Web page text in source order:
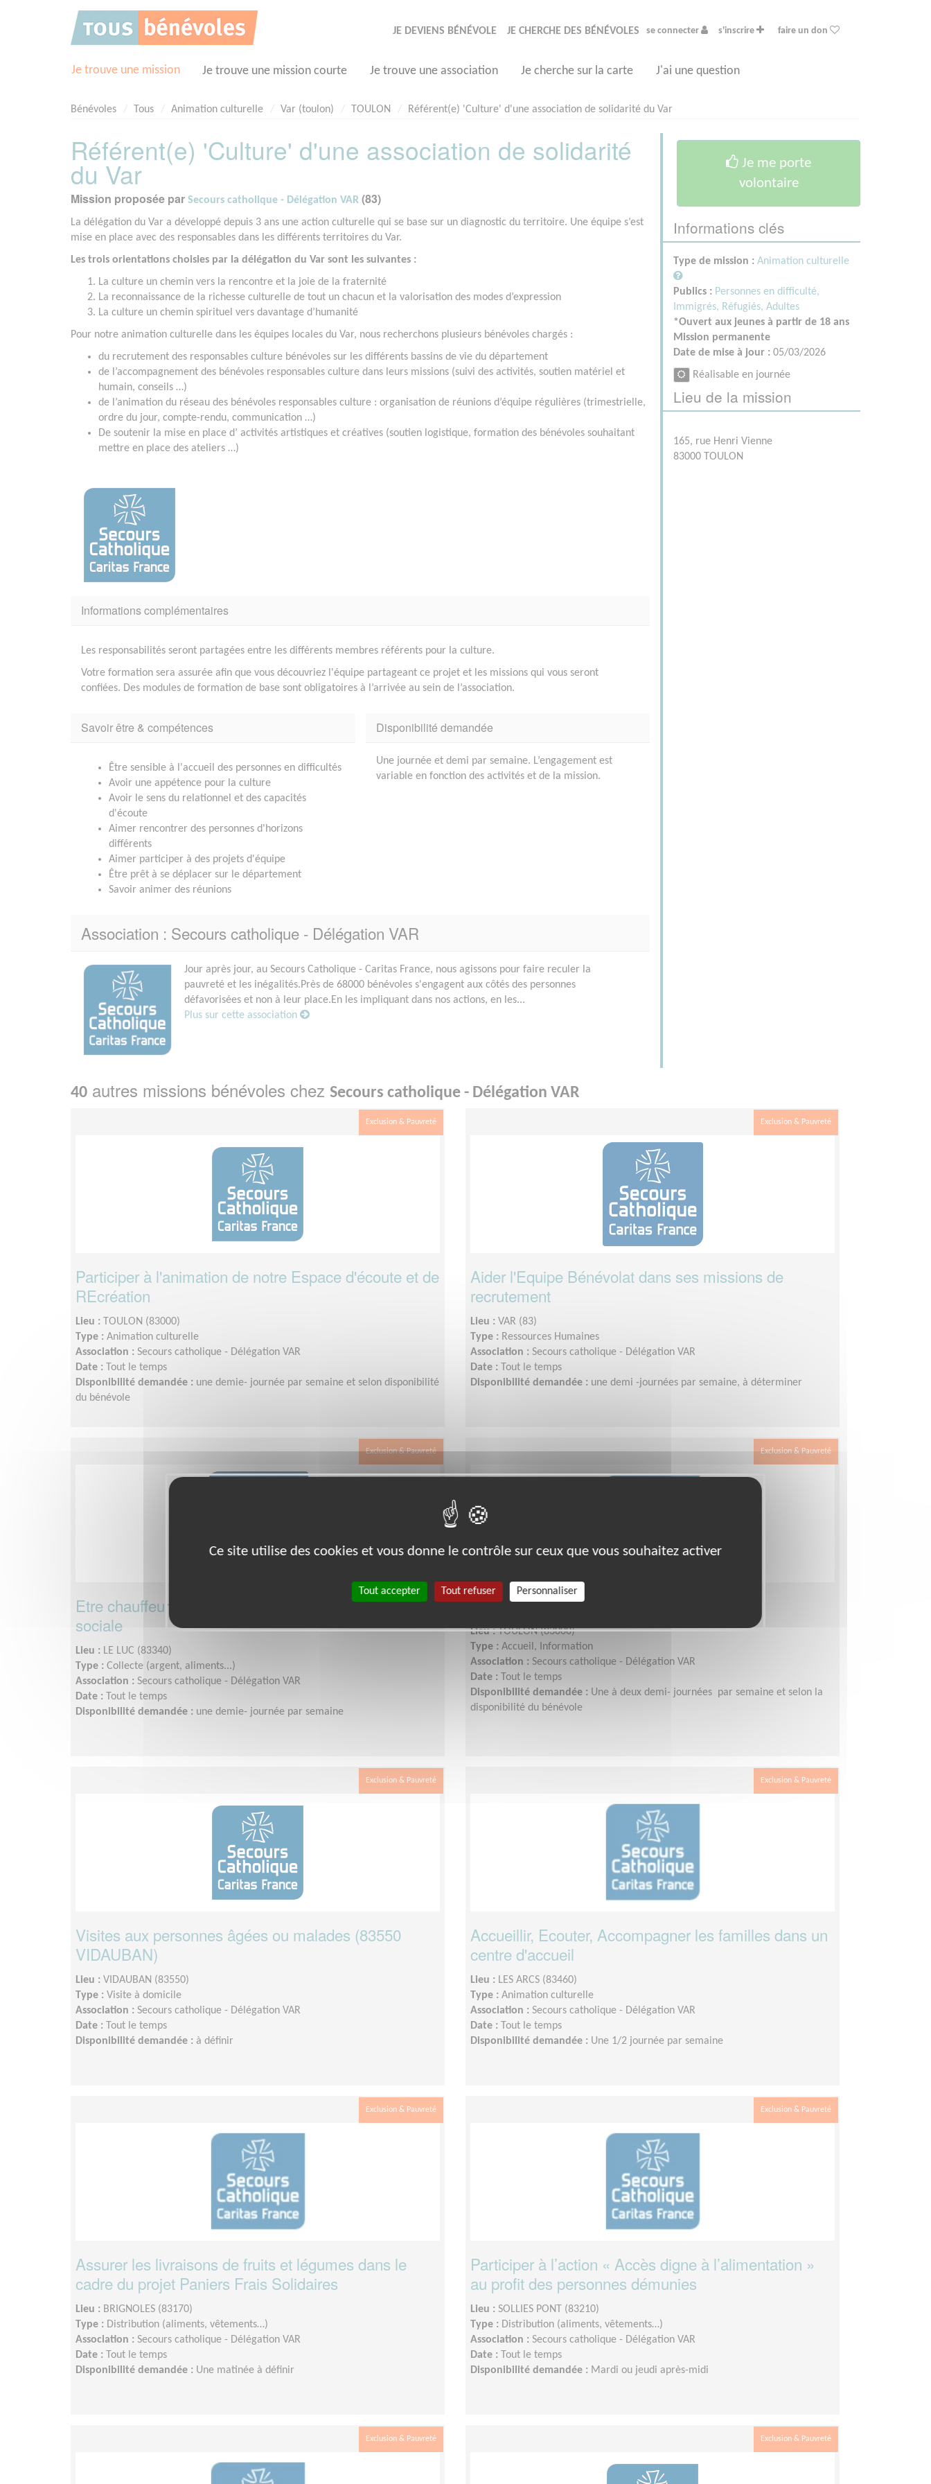
JE DEVIENS BÉNÉVOLE JE CHERCHE DES BÉNÉVOLES se connecter s'inscrire faire un don
Je trouve une mission Je trouve une mission courte Je trouve une association Je cherche sur la carte J'ai une question
Bénévoles Tous Animation culturelle Var (toulon) TOULON Référent(e) 'Culture' d'une association de solidarité du Var
Référent(e) 'Culture' d'une association de solidarité
du Var
Mission proposée par Secours catholique - Délégation VAR (83)
La délégation du Var a développé depuis 3 ans une action culturelle qui se base sur un diagnostic du territoire. Une équipe s’est
mise en place avec des responsables dans les différents territoires du Var.
Les trois orientations choisies par la délégation du Var sont les suivantes :
La culture un chemin vers la rencontre et la joie de la fraternité
La reconnaissance de la richesse culturelle de tout un chacun et la valorisation des modes d’expression
La culture un chemin spirituel vers davantage d’humanité
Pour notre animation culturelle dans les équipes locales du Var, nous recherchons plusieurs bénévoles chargés :
du recrutement des responsables culture bénévoles sur les différents bassins de vie du département
de l’accompagnement des bénévoles responsables culture dans leurs missions (suivi des activités, soutien matériel et
humain, conseils …)
de l’animation du réseau des bénévoles responsables culture : organisation de réunions d’équipe régulières (trimestrielle,
ordre du jour, compte-rendu, communication …)
De soutenir la mise en place d’ activités artistiques et créatives (soutien logistique, formation des bénévoles souhaitant
mettre en place des ateliers …)
Informations complémentaires
Les responsabilités seront partagées entre les différents membres référents pour la culture.
Votre formation sera assurée afin que vous découvriez l'équipe partageant ce projet et les missions qui vous seront
confiées. Des modules de formation de base sont obligatoires à l’arrivée au sein de l’association.
Savoir être & compétences
Être sensible à l'accueil des personnes en difficultés
Avoir une appétence pour la culture
Avoir le sens du relationnel et des capacités
d'écoute
Aimer rencontrer des personnes d'horizons
différents
Aimer participer à des projets d'équipe
Être prêt à se déplacer sur le département
Savoir animer des réunions
Disponibilité demandée
Une journée et demi par semaine. L’engagement est
variable en fonction des activités et de la mission.
Association : Secours catholique - Délégation VAR
Jour après jour, au Secours Catholique - Caritas France, nous agissons pour faire reculer la
pauvreté et les inégalités.Près de 68000 bénévoles s'engagent aux côtés des personnes
défavorisées et non à leur place.En les impliquant dans nos actions, en les...
Plus sur cette association
Je me porte
volontaire
Informations clés
Type de mission : Animation culturelle
Publics : Personnes en difficulté,
Immigrés, Réfugiés, Adultes
*Ouvert aux jeunes à partir de 18 ans
Mission permanente
Date de mise à jour : 05/03/2026
Réalisable en journée
Lieu de la mission
165, rue Henri Vienne
83000 TOULON
40 autres missions bénévoles chez Secours catholique - Délégation VAR
Exclusion & Pauvreté
Participer à l'animation de notre Espace d'écoute et de
REcréation
Lieu : TOULON (83000)
Type : Animation culturelle
Association : Secours catholique - Délégation VAR
Date : Tout le temps
Disponibilité demandée : une demie- journée par semaine et selon disponibilité
du bénévole
Exclusion & Pauvreté
Aider l'Equipe Bénévolat dans ses missions de
recrutement
Lieu : VAR (83)
Type : Ressources Humaines
Association : Secours catholique - Délégation VAR
Date : Tout le temps
Disponibilité demandée : une demi -journées par semaine, à déterminer
Exclusion & Pauvreté
Etre chauffeur bénévole pour aider notre épicerie
sociale
Lieu : LE LUC (83340)
Type : Collecte (argent, aliments...)
Association : Secours catholique - Délégation VAR
Date : Tout le temps
Disponibilité demandée : une demie- journée par semaine
Exclusion & Pauvreté
Référents « action prisons »
Lieu :TOULON (83000)
Type : Accueil, Information
Association : Secours catholique - Délégation VAR
Date : Tout le temps
Disponibilité demandée : Une à deux demi- journées par semaine et selon la
disponibilité du bénévole
Exclusion & Pauvreté
Visites aux personnes âgées ou malades (83550
VIDAUBAN)
Lieu : VIDAUBAN (83550)
Type : Visite à domicile
Association : Secours catholique - Délégation VAR
Date : Tout le temps
Disponibilité demandée : à définir
Exclusion & Pauvreté
Accueillir, Ecouter, Accompagner les familles dans un
centre d'accueil
Lieu : LES ARCS (83460)
Type : Animation culturelle
Association : Secours catholique - Délégation VAR
Date : Tout le temps
Disponibilité demandée : Une 1/2 journée par semaine
Exclusion & Pauvreté
Assurer les livraisons de fruits et légumes dans le
cadre du projet Paniers Frais Solidaires
Lieu : BRIGNOLES (83170)
Type : Distribution (aliments, vêtements…)
Association : Secours catholique - Délégation VAR
Date : Tout le temps
Disponibilité demandée : Une matinée à définir
Exclusion & Pauvreté
Participer à l’action « Accès digne à l’alimentation »
au profit des personnes démunies
Lieu : SOLLIES PONT (83210)
Type : Distribution (aliments, vêtements…)
Association : Secours catholique - Délégation VAR
Date : Tout le temps
Disponibilité demandée : Mardi ou jeudi après-midi
Exclusion & Pauvreté Exclusion & Pauvreté
Ce site utilise des cookies et vous donne le contrôle sur ceux que vous souhaitez activer
Tout accepter Tout refuser Personnaliser